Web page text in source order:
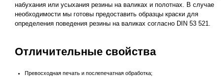
набухания или усыхания резины на валиках и полотнах. В случае
необходимости мы готовы предоставить образцы краски для
определения поведения резины на валиках согласно DIN 53 521.
Отличительные свойства
Превосходная печать и послепечатная обработка;